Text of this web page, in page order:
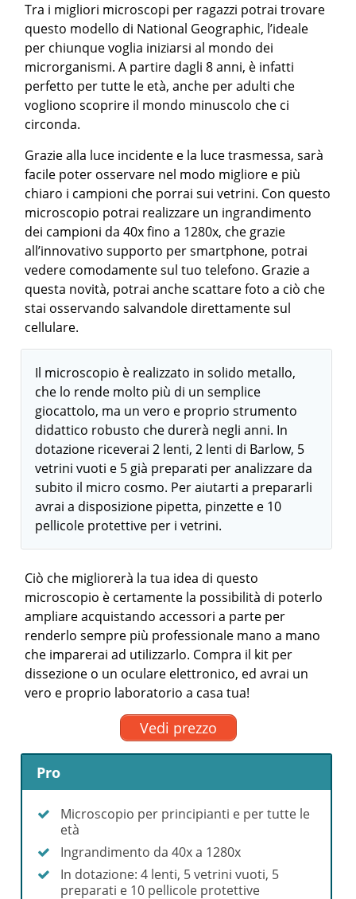
Tra i migliori microscopi per ragazzi potrai trovare
questo modello di National Geographic, l’ideale
per chiunque voglia iniziarsi al mondo dei
microrganismi. A partire dagli 8 anni, è infatti
perfetto per tutte le età, anche per adulti che
vogliono scoprire il mondo minuscolo che ci
circonda.
Grazie alla luce incidente e la luce trasmessa, sarà
facile poter osservare nel modo migliore e più
chiaro i campioni che porrai sui vetrini. Con questo
microscopio potrai realizzare un ingrandimento
dei campioni da 40x fino a 1280x, che grazie
all’innovativo supporto per smartphone, potrai
vedere comodamente sul tuo telefono. Grazie a
questa novità, potrai anche scattare foto a ciò che
stai osservando salvandole direttamente sul
cellulare.
Il microscopio è realizzato in solido metallo,
che lo rende molto più di un semplice
giocattolo, ma un vero e proprio strumento
didattico robusto che durerà negli anni. In
dotazione riceverai 2 lenti, 2 lenti di Barlow, 5
vetrini vuoti e 5 già preparati per analizzare da
subito il micro cosmo. Per aiutarti a prepararli
avrai a disposizione pipetta, pinzette e 10
pellicole protettive per i vetrini.
Ciò che migliorerà la tua idea di questo
microscopio è certamente la possibilità di poterlo
ampliare acquistando accessori a parte per
renderlo sempre più professionale mano a mano
che imparerai ad utilizzarlo. Compra il kit per
dissezione o un oculare elettronico, ed avrai un
vero e proprio laboratorio a casa tua!
Vedi prezzo
Pro
Microscopio per principianti e per tutte le
età
Ingrandimento da 40x a 1280x
In dotazione: 4 lenti, 5 vetrini vuoti, 5
preparati e 10 pellicole protettive